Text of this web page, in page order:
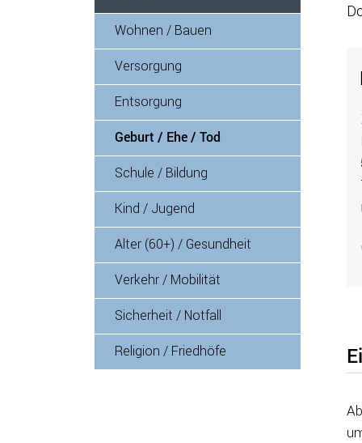
Wohnen / Bauen
Versorgung
Entsorgung
Geburt / Ehe / Tod
Schule / Bildung
Kind / Jugend
Alter (60+) / Gesundheit
Verkehr / Mobilität
Sicherheit / Notfall
Religion / Friedhöfe